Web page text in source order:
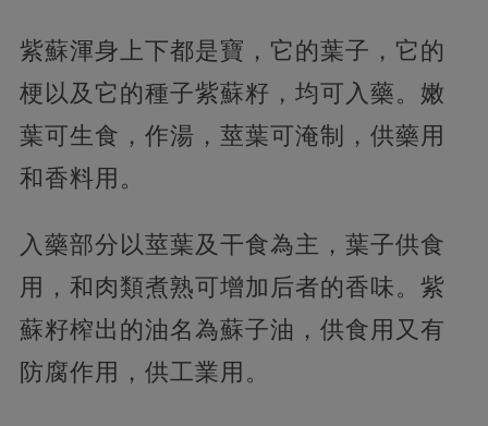
紫蘇渾身上下都是寶，它的葉子，它的
梗以及它的種子紫蘇籽，均可入藥。嫩
葉可生食，作湯，莖葉可淹制，供藥用
和香料用。
入藥部分以莖葉及干食為主，葉子供食
用，和肉類煮熟可增加后者的香味。紫
蘇籽榨出的油名為蘇子油，供食用又有
防腐作用，供工業用。